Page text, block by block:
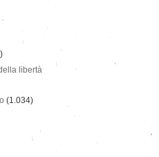
libertà
(1.034)